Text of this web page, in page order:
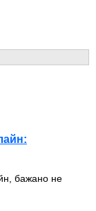
бажано не